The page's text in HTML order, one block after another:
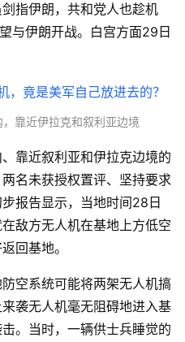
指伊朗，共和党人也趁机
与伊朗开战。白宫方面29日
靠近伊拉克和叙利亚边境
靠近叙利亚和伊拉克边境的
名未获授权置评、坚持要求
报告显示，当地时间28日
敌方无人机在基地上方低空
回基地。
空系统可能将两架无人机搞
袭无人机毫无阻碍地进入基
。当时，一辆供士兵睡觉的